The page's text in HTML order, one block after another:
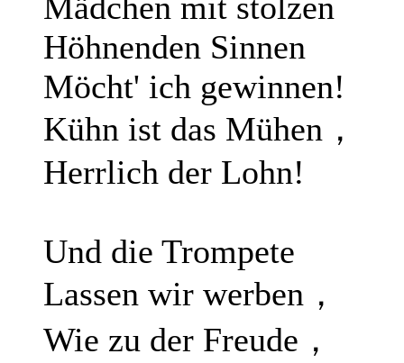
Höhnenden Sinnen
Möcht' ich gewinnen!
Kühn ist das Mühen，
Herrlich der Lohn!
Und die Trompete
Lassen wir werben，
Wie zu der Freude，